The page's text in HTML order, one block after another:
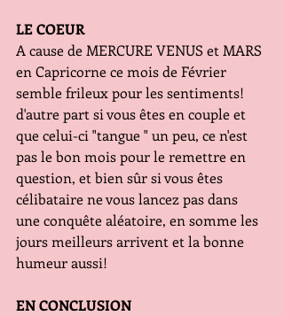
LE COEUR
A cause de MERCURE VENUS et MARS
en Capricorne ce mois de Février
semble frileux pour les sentiments!
d'autre part si vous êtes en couple et
que celui-ci "tangue " un peu, ce n'est
pas le bon mois pour le remettre en
question, et bien sûr si vous êtes
célibataire ne vous lancez pas dans
une conquête aléatoire, en somme les
jours meilleurs arrivent et la bonne
humeur aussi!
EN CONCLUSION